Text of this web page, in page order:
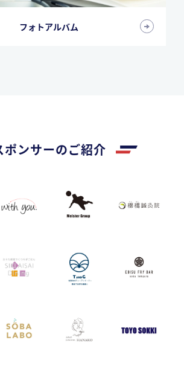
フォトアルバム
ポンサーのご紹介